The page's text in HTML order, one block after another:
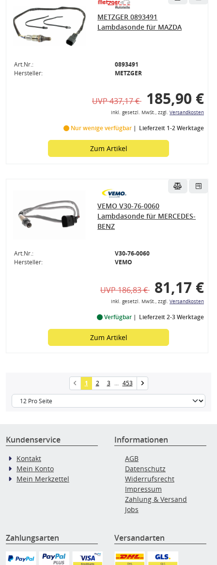
METZGER 0893491
Lambdasonde für MAZDA
Art.Nr.:
0893491
Hersteller:
METZGER
UVP 437,17 € 185,90 €
inkl. gesetzl. MwSt., zzgl. Versandkosten
Nur wenige verfügbar Lieferzeit 1-2 Werktage
Zum Artikel
VEMO V30-76-0060
Lambdasonde für MERCEDES-
BENZ
Art.Nr.:
V30-76-0060
Hersteller:
VEMO
UVP 186,83 € 81,17 €
inkl. gesetzl. MwSt., zzgl. Versandkosten
Verfügbar Lieferzeit 2-3 Werktage
Zum Artikel
1 2 3 ... 453
Kundenservice
Kontakt
Mein Konto
Mein Merkzettel
Informationen
AGB
Datenschutz
Widerrufsrecht
Impressum
Zahlung & Versand
Jobs
Zahlungsarten Versandarten